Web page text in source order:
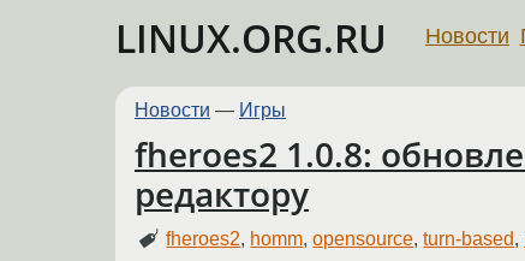
LINUX.ORG.RU Новости
Новости — Игры
fheroes2 1.0.8:
редактору
fheroes2, homm,opensource,turn-based,